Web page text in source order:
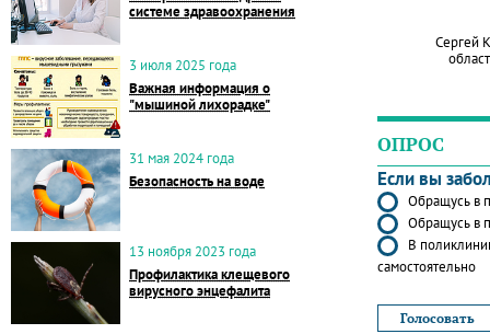
системе здравоохранения
3 июля 2025 года
Важная информация о
"мышиной лихорадке"
31 мая 2024 года
Безопасность на воде
13 ноября 2023 года
Профилактика клещевого
вирусного энцефалита
Сергей
ОПРОС
Если вы
Обращусь в
Обращусь в
В
самостоятельно